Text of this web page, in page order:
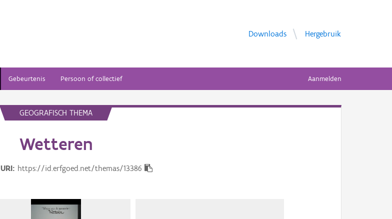
Downloads Hergebruik
Gebeurtenis Persoon of collectief Aanmelden
GEOGRAFISCH THEMA
Wetteren
URI https://id.erfgoed.net/themas/13386